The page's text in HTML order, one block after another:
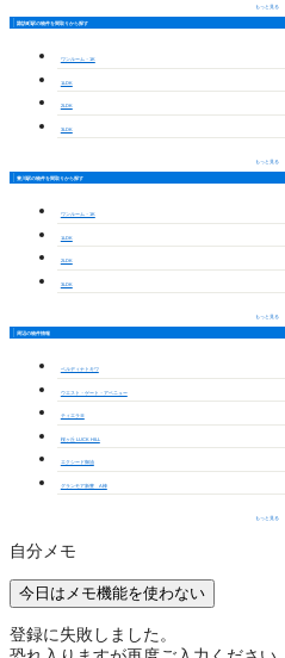
もっと見る
諏訪町駅の物件を間取りから探す
ワンルーム・1K
1LDK
2LDK
3LDK
もっと見る
豊川駅の物件を間取りから探す
ワンルーム・1K
1LDK
2LDK
3LDK
もっと見る
周辺の物件情報
ベルディナトキワ
ウエスト・ゲート・アベニュー
ティエラⅢ
桜ヶ丘 LUCK HILL
エクシード御油
グランモア新豊 A棟
もっと見る
自分メモ
今日はメモ機能を使わない
登録に失敗しました。